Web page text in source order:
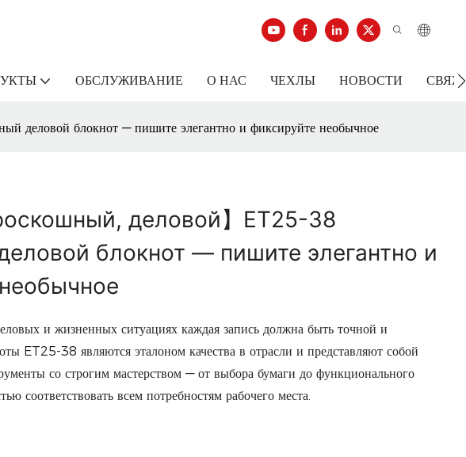
ОБСЛУЖИВАНИЕ О НАС ЧЕХЛЫ НОВОСТИ
деловой блокнот — пишите элегантно и фиксируйте необычное
деловой】ET25-38
блокнот — пишите элегантно и
и жизненных ситуациях каждая запись должна быть точной и
ET25-38 являются эталоном качества в отрасли и представляют собой
со строгим мастерством — от выбора бумаги до функционального
соответствовать всем потребностям рабочего места.